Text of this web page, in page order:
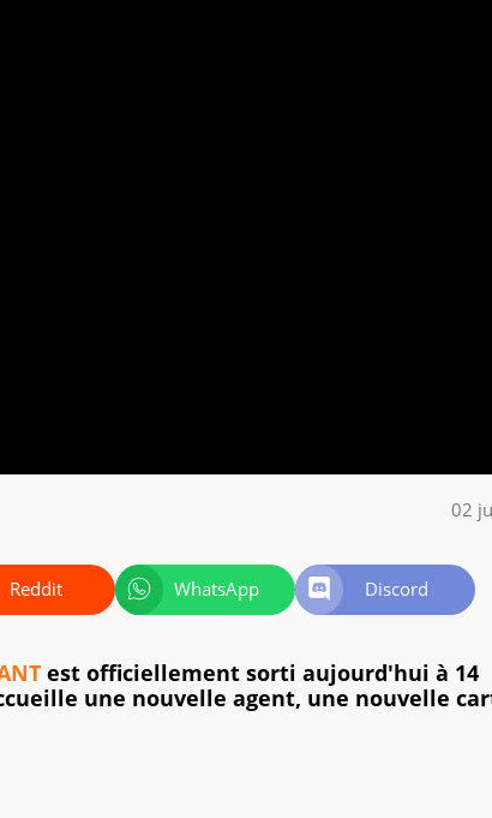
02
Reddit WhatsApp Discord
est officiellement sorti aujourd'hui à 14
une nouvelle agent, une nouvelle